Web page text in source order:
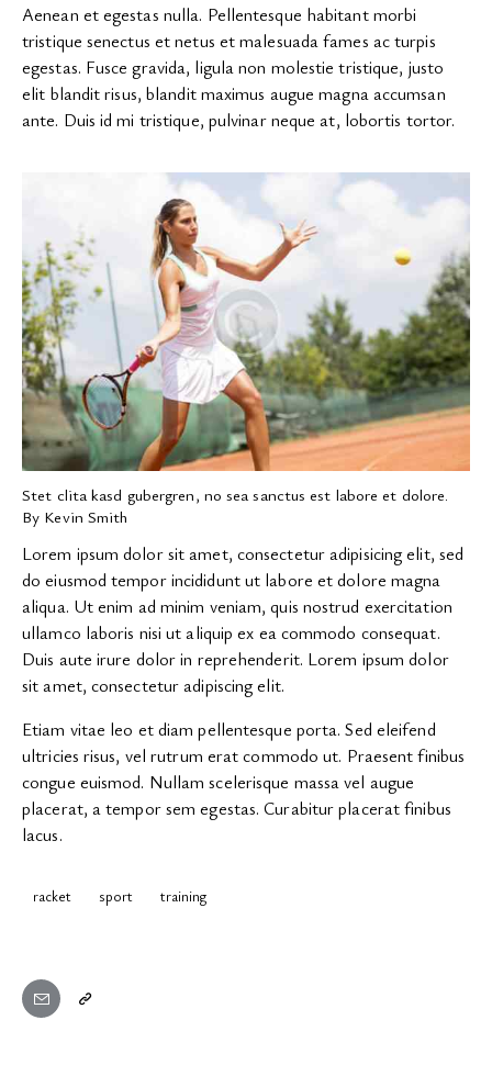
Aenean et egestas nulla. Pellentesque habitant morbi
tristique senectus et netus et malesuada fames ac turpis
egestas. Fusce gravida, ligula non molestie tristique, justo
elit blandit risus, blandit maximus augue magna accumsan
ante. Duis id mi tristique, pulvinar neque at, lobortis tortor.
Stet clita kasd gubergren, no sea sanctus est labore et dolore.
By Kevin Smith
Lorem ipsum dolor sit amet, consectetur adipisicing elit, sed
do eiusmod tempor incididunt ut labore et dolore magna
aliqua. Ut enim ad minim veniam, quis nostrud exercitation
ullamco laboris nisi ut aliquip ex ea commodo consequat.
Duis aute irure dolor in reprehenderit. Lorem ipsum dolor
sit amet, consectetur adipiscing elit.
Etiam vitae leo et diam pellentesque porta. Sed eleifend
ultricies risus, vel rutrum erat commodo ut. Praesent finibus
congue euismod. Nullam scelerisque massa vel augue
placerat, a tempor sem egestas. Curabitur placerat finibus
lacus.
racket sport training